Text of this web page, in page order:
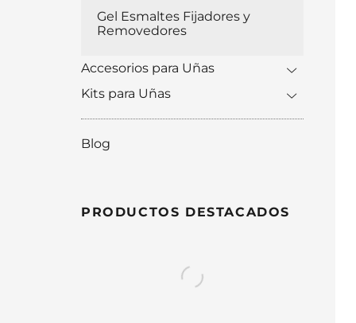
Gel Esmaltes Fijadores y
Removedores
Accesorios para Uñas
Kits para Uñas
Blog
PRODUCTOS DESTACADOS